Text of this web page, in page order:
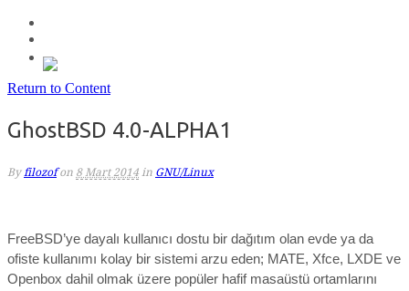
Return to Content
GhostBSD 4.0-ALPHA1
By filozof on 8 Mart 2014 in GNU/Linux
FreeBSD’ye dayalı kullanıcı dostu bir dağıtım olan evde ya da
ofiste kullanımı kolay bir sistemi arzu eden; MATE, Xfce, LXDE ve
Openbox dahil olmak üzere popüler hafif masaüstü ortamlarını